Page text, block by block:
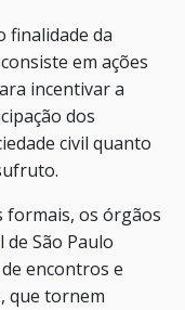
finalidade da
em ações
incentivar a
dos
civil quanto
formais, os órgãos
São Paulo
encontros e
que tornem